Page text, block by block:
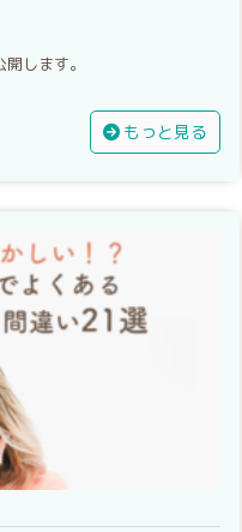
します。
もっと見る